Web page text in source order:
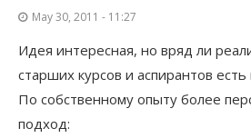
May 30, 2011 - 11:27
Идея интересная, но вряд ли
старших курсов и аспирантов есть
По собственному опыту более
подход: